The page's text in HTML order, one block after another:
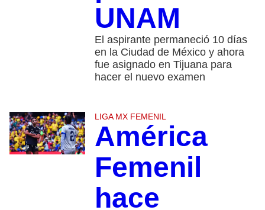
UNAM
El aspirante permaneció 10 días
en la Ciudad de México y ahora
fue asignado en Tijuana para
hacer el nuevo examen
LIGA MX FEMENIL
América
Femenil
hace